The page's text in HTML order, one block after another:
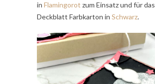
in Flamingorot zum Einsatz und für das
Deckblatt Farbkarton in Schwarz.